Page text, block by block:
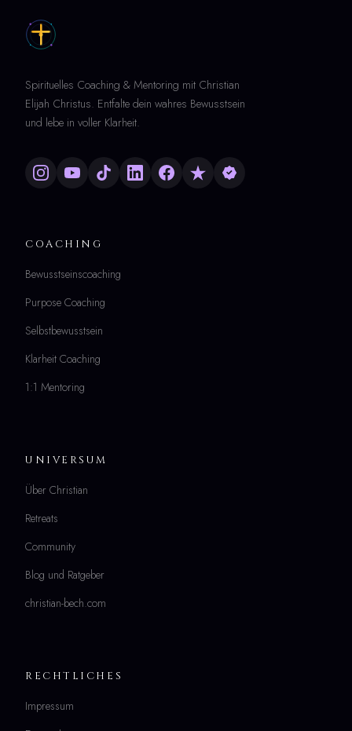
Spirituelles Coaching & Mentoring mit Christian
Elijah Christus. Entfalte dein wahres Bewusstsein
und lebe in voller Klarheit.
COACHING
Bewusstseinscoaching
Purpose Coaching
Selbstbewusstsein
Klarheit Coaching
1:1 Mentoring
UNIVERSUM
Über Christian
Retreats
Community
Blog und Ratgeber
christian-bech.com
RECHTLICHES
Impressum